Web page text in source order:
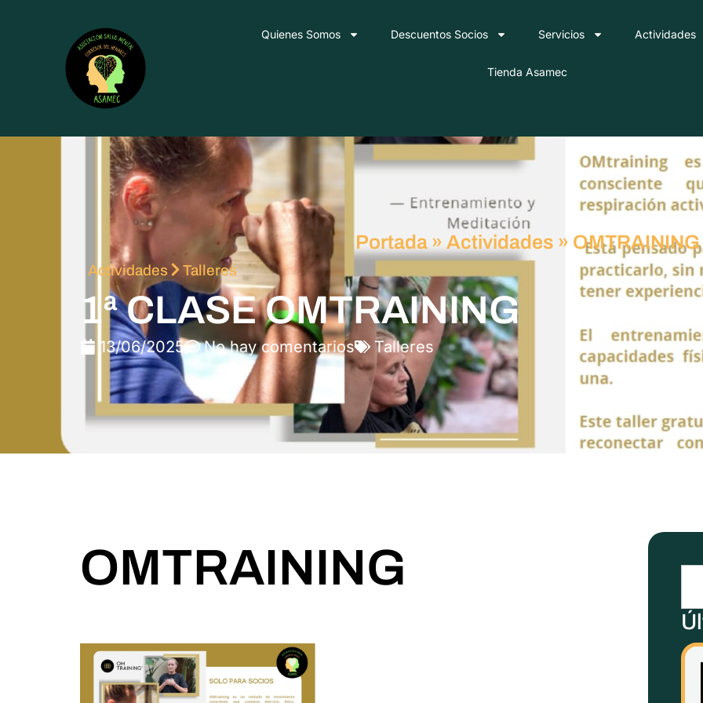
Quienes Somos Descuentos Socios Servicios Actividades
Tienda Asamec
Portada» Actividades » OMTRAINING
Actividades Talleres
1ª CLASE OMTRAINING
13/06/2025 No hay comentarios Talleres
OMTRAINING